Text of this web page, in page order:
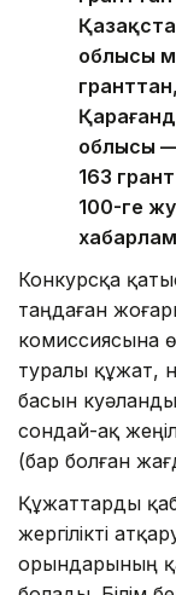
облысы
облысы
163
100-ге
Конкурсқа
таңдаған
комиссиясына
туралы құжат,
басын
сондай-ақ
(бар болған
Құжаттарды
жергілікті
орындарының